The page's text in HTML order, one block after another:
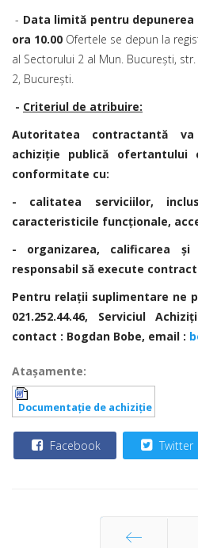
- Data limită pentru
ora 10.00 Ofertele se depun la
al Sectorului 2 al Mun. Bucureşti,
2, Bucureşti.
- Criteriul de atribuire:
Autoritatea contractantă
achiziție publică
conformitate cu:
- calitatea serviciilor,
caracteristicile funcționale,
- organizarea, calificarea și
responsabil să execute
Pentru relaţii suplimentare ne
021.252.44.46, Serviciul
contact : Bogdan Bobe, email :
Ataşamente:
Documentaţie de achiziţie
Facebook Twitter